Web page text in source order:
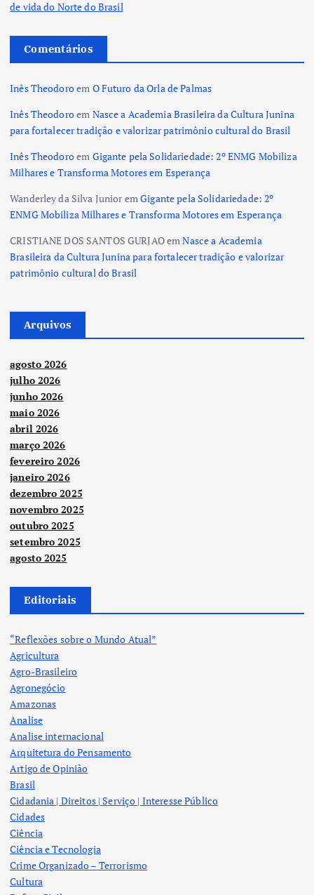
de vida do Norte do Brasil
Comentários
Inês Theodoroem O Futuro da Orla de Palmas
Inês Theodoroem Nasce a Academia Brasileira da Cultura Junina
para fortalecer tradição e valorizar patrimônio cultural do Brasil
Inês Theodoroem Gigante pela Solidariedade: 2º ENMG Mobiliza
Milhares e Transforma Motores em Esperança
Wanderley da Silva JunioremGigante pela Solidariedade: 2º
ENMG Mobiliza Milhares e Transforma Motores em Esperança
CRISTIANE DOS SANTOS GURJAOemNasce a Academia
Brasileira da Cultura Junina para fortalecer tradição e valorizar
patrimônio cultural do Brasil
Arquivos
agosto 2026
julho 2026
junho 2026
maio 2026
abril 2026
março 2026
fevereiro 2026
janeiro 2026
dezembro 2025
novembro 2025
outubro 2025
setembro 2025
agosto 2025
Editoriais
“Reflexões sobre o Mundo Atual”
Agricultura
Agro-Brasileiro
Agronegócio
Amazonas
Analise
Analise internacional
Arquitetura do Pensamento
Artigo de Opinião
Brasil
Cidadania | Direitos | Serviço | Interesse Público
Cidades
Ciência
Ciência e Tecnologia
Crime Organizado – Terrorismo
Cultura